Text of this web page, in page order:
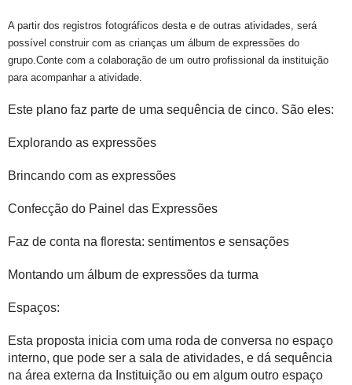
A partir dos registros fotográficos desta e de outras atividades, será
possível construir com as crianças um álbum de expressões do
grupo.Conte com a colaboração de um outro profissional da instituição
para acompanhar a atividade.
Este plano faz parte de uma sequência de cinco. São eles:
Explorando as expressões
Brincando com as expressões
Confecção do Painel das Expressões
Faz de conta na floresta: sentimentos e sensações
Montando um álbum de expressões da turma
Espaços:
Esta proposta inicia com uma roda de conversa no espaço
interno, que pode ser a sala de atividades, e dá sequência
na área externa da Instituição ou em algum outro espaço